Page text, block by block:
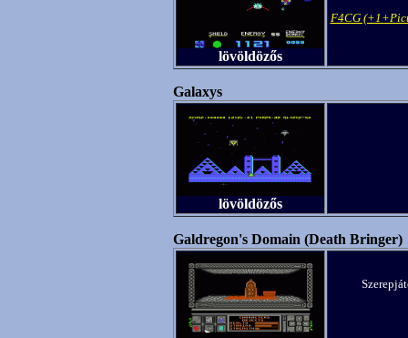
lövöldözős
F4CG
Galaxys
lövöldözős
Galdregon's Domain (Death Bringer)